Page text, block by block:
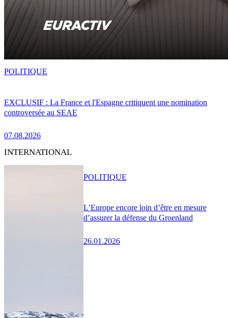
EXCLUSIF : La France et l'Espagne critiquent une nomination
controversée au SEAE
07.08.2026
POLITIQUE
INTERNATIONAL
L’Europe encore loin d’être en mesure
d’assurer la défense du Groenland
26.01.2026
POLITIQUE